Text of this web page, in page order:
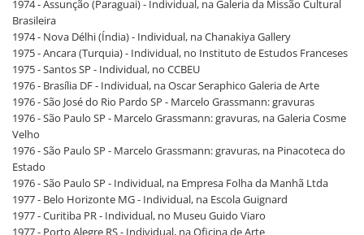
1974 - Assunção (Paraguai) - Individual, na Galeria da Missão Cultural
Brasileira
1974 - Nova Délhi (Índia) - Individual, na Chanakiya Gallery
1975 - Ancara (Turquia) - Individual, no Instituto de Estudos Franceses
1975 - Santos SP - Individual, no CCBEU
1976 - Brasília DF - Individual, na Oscar Seraphico Galeria de Arte
1976 - São José do Rio Pardo SP - Marcelo Grassmann: gravuras
1976 - São Paulo SP - Marcelo Grassmann: gravuras, na Galeria Cosme
Velho
1976 - São Paulo SP - Marcelo Grassmann: gravuras, na Pinacoteca do
Estado
1976 - São Paulo SP - Individual, na Empresa Folha da Manhã Ltda
1977 - Belo Horizonte MG - Individual, na Escola Guignard
1977 - Curitiba PR - Individual, no Museu Guido Viaro
1977 - Porto Alegre RS - Individual, na Oficina de Arte